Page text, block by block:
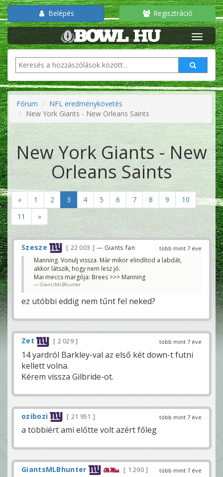
Belépés Regisztráció
Fórum
NFL eredménykövetés
New York Giants - New Orleans Saints
New York Giants - New
Orleans Saints
« 1 2 3 4 5 6 7 8 9
10
11
»
több mint 7 éve
Szesze 22 003 — Giants fan
Manning. Vonulj vissza. Már mikor elindítod a labdát,
akkor látszik, hogy nem lesz jó.
Mai meccs margója: Brees >>> Manning
GiantsMLBhunter
ez utóbbi eddig nem tűnt fel neked?
több mint 7 éve
Zet 2 029
14 yardról Barkley-val az első két down-t futni
kellett volna.
Kérem vissza Gilbride-ot.
több mint 7 éve
ozibozi 21 951
a többiért ami előtte volt azért főleg
több mint 7 éve
GiantsMLBhunter 1 290